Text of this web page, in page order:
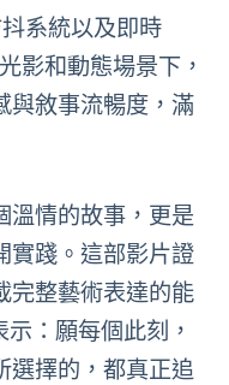
系統以及即時
影和動態場景下，
與敘事流暢度，滿
溫情的故事，更是
實踐。這部影片證
完整藝術表達的能
：願每個此刻，
選擇的，都真正追